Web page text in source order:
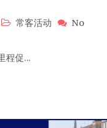
常客活动
No
程促…